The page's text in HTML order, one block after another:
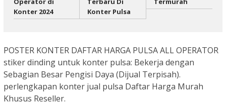
Konter 2024
Konter Pulsa
POSTER KONTER DAFTAR HARGA PULSA ALL OPERATOR
stiker dinding untuk konter pulsa: Bekerja dengan
Sebagian Besar Pengisi Daya (Dijual Terpisah).
perlengkapan konter jual pulsa Daftar Harga Murah
Khusus Reseller.